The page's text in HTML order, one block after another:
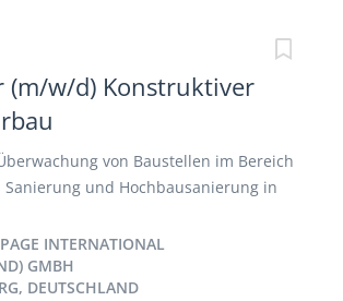
Selektion und Leitung der Sub-
für die Vorbereitung und
von Öffentlichkeitsarbeit
(m/w/d) Konstruktiver
von Baustellen im Bereich
Sanierung und Hochbausanierung in
und Qualitätssicherung Planung
von Personal, Material und
Steuerung aller
INTERNATIONAL
GMBH
DEUTSCHLAND